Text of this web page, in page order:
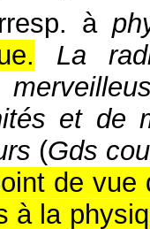
à
La
et de
(Gds
de vue
à la